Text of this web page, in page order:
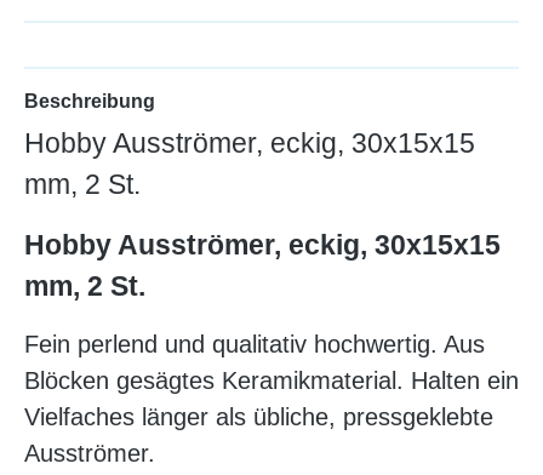
Beschreibung
Hobby Ausströmer, eckig, 30x15x15
mm, 2 St.
Hobby Ausströmer, eckig, 30x15x15
mm, 2 St.
Fein perlend und qualitativ hochwertig. Aus
Blöcken gesägtes Keramikmaterial. Halten ein
Vielfaches länger als übliche, pressgeklebte
Ausströmer.